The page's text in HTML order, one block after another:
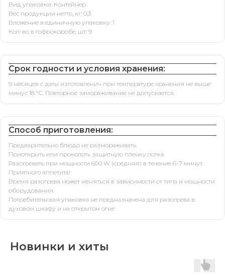
Вид упаковки: Контейнер
Вес продукции нетто, кг: 0,3
Вложение в единичную упаковку: 1
Кол-во в гофрокоробе, шт: 9
Срок годности и условия хранения:
9 месяцев с даты изготовленич при температуре хранения не выше
минус 18 °С. Повторное замораживание не допускается.
Способ приготовления:
Предварительно блюдо не размораживать.
Приоткрыть или проколоть защитную пленку лотка.
Разогревать при мощности 600 W (средняя) в течение 6-7 минут.
Приятного аппетита!
Время разогрева может меняться в зависимости от типа и мощности
оборудования.
Потребительская упаковка не предназначена для разогрева в
духовом шкафу и на открытом огне
Новинки и хиты